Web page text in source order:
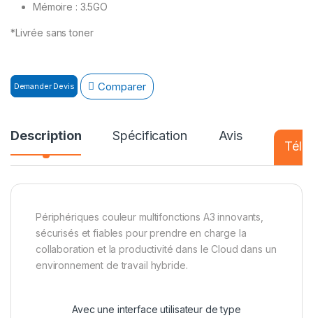
Mémoire : 3.5GO
*Livrée sans toner
Demander Devis Comparer
Description Spécification Avis
Périphériques couleur multifonctions A3 innovants,
sécurisés et fiables pour prendre en charge la
collaboration et la productivité dans le Cloud dans un
environnement de travail hybride.
Avec une interface utilisateur de type